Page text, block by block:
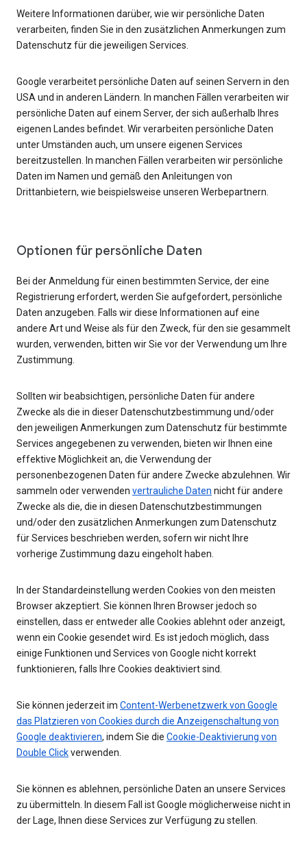
Weitere Informationen darüber, wie wir persönliche Daten
verarbeiten, finden Sie in den zusätzlichen Anmerkungen zum
Datenschutz für die jeweiligen Services.
Google verarbeitet persönliche Daten auf seinen Servern in den
USA und in anderen Ländern. In manchen Fällen verarbeiten wir
persönliche Daten auf einem Server, der sich außerhalb Ihres
eigenen Landes befindet. Wir verarbeiten persönliche Daten
unter Umständen auch, um unsere eigenen Services
bereitzustellen. In manchen Fällen verarbeiten wir persönliche
Daten im Namen und gemäß den Anleitungen von
Drittanbietern, wie beispielsweise unseren Werbepartnern.
Optionen für persönliche Daten
Bei der Anmeldung für einen bestimmten Service, der eine
Registrierung erfordert, werden Sie aufgefordert, persönliche
Daten anzugeben. Falls wir diese Informationen auf eine
andere Art und Weise als für den Zweck, für den sie gesammelt
wurden, verwenden, bitten wir Sie vor der Verwendung um Ihre
Zustimmung.
Sollten wir beabsichtigen, persönliche Daten für andere
Zwecke als die in dieser Datenschutzbestimmung und/oder
den jeweiligen Anmerkungen zum Datenschutz für bestimmte
Services angegebenen zu verwenden, bieten wir Ihnen eine
effektive Möglichkeit an, die Verwendung der
personenbezogenen Daten für andere Zwecke abzulehnen. Wir
sammeln oder verwenden vertrauliche Daten nicht für andere
Zwecke als die, die in diesen Datenschutzbestimmungen
und/oder den zusätzlichen Anmerkungen zum Datenschutz
für Services beschrieben werden, sofern wir nicht Ihre
vorherige Zustimmung dazu eingeholt haben.
In der Standardeinstellung werden Cookies von den meisten
Browser akzeptiert. Sie können Ihren Browser jedoch so
einstellen, dass er entweder alle Cookies ablehnt oder anzeigt,
wenn ein Cookie gesendet wird. Es ist jedoch möglich, dass
einige Funktionen und Services von Google nicht korrekt
funktionieren, falls Ihre Cookies deaktiviert sind.
Sie können jederzeit im Content-Werbenetzwerk von Google
das Platzieren von Cookies durch die Anzeigenschaltung von
Google deaktivieren, indem Sie die Cookie-Deaktivierung von
Double Clickverwenden.
Sie können es ablehnen, persönliche Daten an unsere Services
zu übermitteln. In diesem Fall ist Google möglicherweise nicht in
der Lage, Ihnen diese Services zur Verfügung zu stellen.